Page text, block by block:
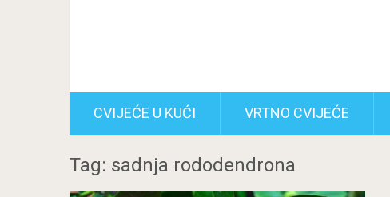
CVIJEĆE U KUĆI VRTNO CVIJEĆE
Tag: sadnja rododendrona